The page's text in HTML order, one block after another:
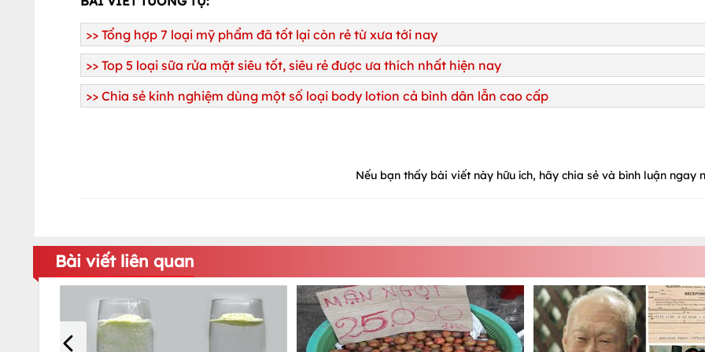
>> Tổng hợp 7 loại mỹ phẩm đã tốt lại còn rẻ từ xưa tới nay
>> Top 5 loại sữa rửa mặt siêu tốt, siêu rẻ được ưa thích nhất hiện nay
>> Chia sẻ kinh nghiệm dùng một số loại body lotion cả bình dân lẫn cao cấp
Nếu bạn thấy bài viết này hữu ích, hãy chia sẻ và bình luận ngay
Bài viết liên quan